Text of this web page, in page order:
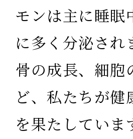
モンは主に睡眠
に多く分泌され
骨の成長、細
ど、私たちが
を果たしていま